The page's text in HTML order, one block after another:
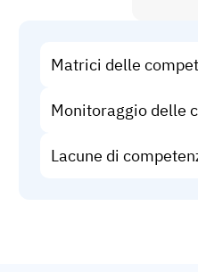
Matrici delle
Monitoraggio delle
Lacune di